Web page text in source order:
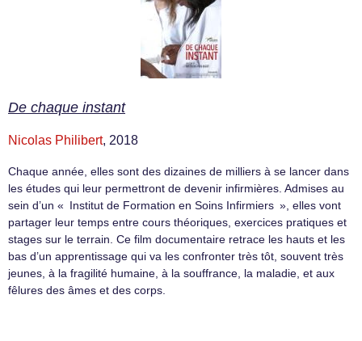
De chaque instant
Nicolas Philibert, 2018
Chaque année, elles sont des dizaines de milliers à se lancer dans
les études qui leur permettront de devenir infirmières. Admises au
sein d’un « Institut de Formation en Soins Infirmiers », elles vont
partager leur temps entre cours théoriques, exercices pratiques et
stages sur le terrain. Ce film documentaire retrace les hauts et les
bas d’un apprentissage qui va les confronter très tôt, souvent très
jeunes, à la fragilité humaine, à la souffrance, la maladie, et aux
fêlures des âmes et des corps.